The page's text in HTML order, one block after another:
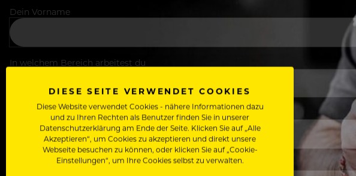
Dein Vorname
In welchem Bereich arbeitest du
Deine E-Mail Adresse
DIESE SEITE VERWENDET COOKIES
Diese Website verwendet Cookies - nähere Informationen dazu
und zu Ihren Rechten als Benutzer finden Sie in unserer
Datenschutzerklärung am Ende der Seite. Klicken Sie auf „Alle
Akzeptieren“, um Cookies zu akzeptieren und direkt unsere
Webseite besuchen zu können, oder klicken Sie auf „Cookie-
Einstellungen“, um Ihre Cookies selbst zu verwalten.